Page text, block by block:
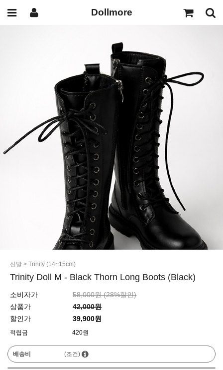
Dollmore
신발 > Trinity (14~15cm)
Trinity Doll M - Black Thorn Long Boots (Black)
소비자가 58,000원 (28%할인)
상품가
42,000원
할인가
39,900원
적립금 420원
배송비 (조건)